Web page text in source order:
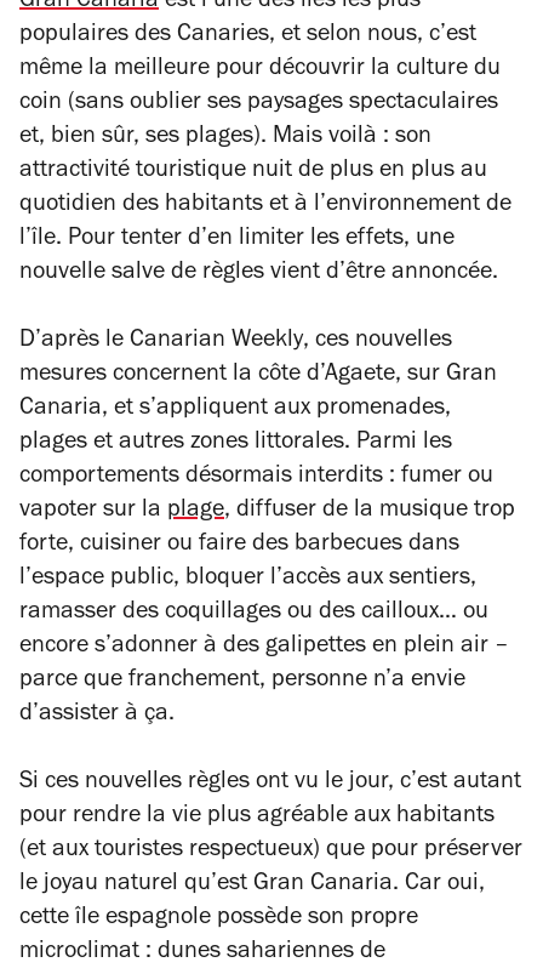
populaires des Canaries, et selon nous, c’est
même la meilleure pour découvrir la culture du
coin (sans oublier ses paysages spectaculaires
et, bien sûr, ses plages). Mais voilà : son
attractivité touristique nuit de plus en plus au
quotidien des habitants et à l’environnement de
l’île. Pour tenter d’en limiter les effets, une
nouvelle salve de règles vient d’être annoncée.
D’après le Canarian Weekly, ces nouvelles
mesures concernent la côte d’Agaete, sur Gran
Canaria, et s’appliquent aux promenades,
plages et autres zones littorales. Parmi les
comportements désormais interdits : fumer ou
vapoter sur la plage, diffuser de la musique trop
forte, cuisiner ou faire des barbecues dans
l’espace public, bloquer l’accès aux sentiers,
ramasser des coquillages ou des cailloux… ou
encore s’adonner à des galipettes en plein air –
parce que franchement, personne n’a envie
d’assister à ça.
Si ces nouvelles règles ont vu le jour, c’est autant
pour rendre la vie plus agréable aux habitants
(et aux touristes respectueux) que pour préserver
le joyau naturel qu’est Gran Canaria. Car oui,
cette île espagnole possède son propre
microclimat : dunes sahariennes de